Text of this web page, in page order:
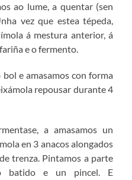
ao lume, a quentar (sen
vez que estea tépeda,
á mestura anterior, á
e o fermento.
bol e amasamos con forma
repousar durante 4
a amasamos un
en 3 anacos alongados
trenza. Pintamos a parte
batido e un pincel. E